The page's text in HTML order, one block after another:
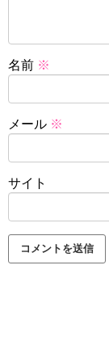
名前 ※
メール ※
サイト